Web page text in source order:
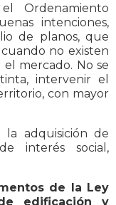
Ordenamiento
intenciones,
de planos, que
no existen
mercado. No se
intervenir el
con mayor
la adquisición de
interés social,
de la Ley
edificación y